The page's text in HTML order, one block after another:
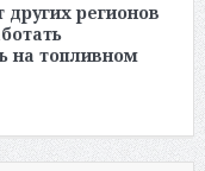
регионов
на топливном